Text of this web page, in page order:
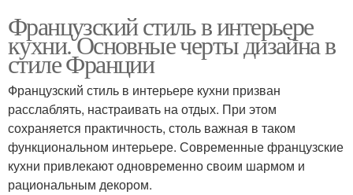
Французский стиль в интерьере
кухни. Основные черты дизайна в
стиле Франции
Французский стиль в интерьере кухни призван
расслаблять, настраивать на отдых. При этом
сохраняется практичность, столь важная в таком
функциональном интерьере. Современные французские
кухни привлекают одновременно своим шармом и
рациональным декором.